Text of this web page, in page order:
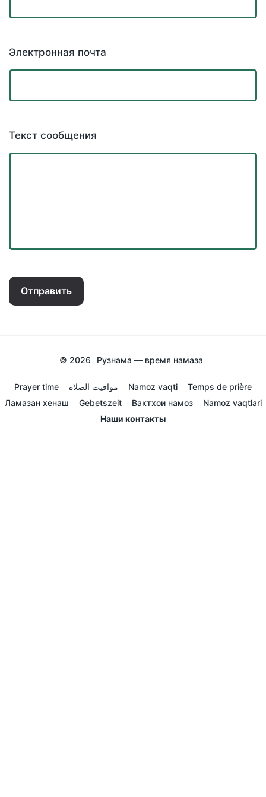
Электронная почта
Текст сообщения
Отправить
© 2026 Рузнама — время намаза
Prayer time مواقيت الصلاة Namoz vaqti
Temps de prière
Ламазан хенаш
Gebetszeit Вактхои намоз
Namoz vaqtlari
Наши контакты